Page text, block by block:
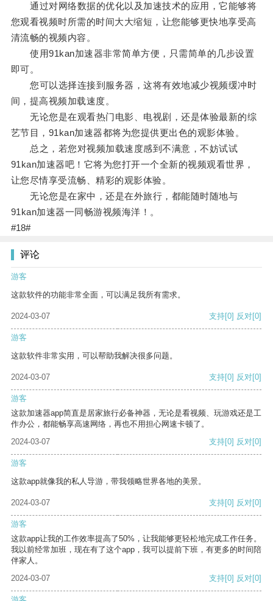
通过对网络数据的优化以及加速技术的应用，它能够将
您观看视频时所需的时间大大缩短，让您能够更快地享受高
清流畅的视频内容。
使用91kan加速器非常简单方便，只需简单的几步设置
即可。
您可以选择连接到服务器，这将有效地减少视频缓冲时
间，提高视频加载速度。
无论您是在观看热门电影、电视剧，还是体验最新的综
艺节目，91kan加速器都将为您提供更出色的观影体验。
总之，若您对视频加载速度感到不满意，不妨试试
91kan加速器吧！它将为您打开一个全新的视频观看世界，
让您尽情享受流畅、精彩的观影体验。
无论您是在家中，还是在外旅行，都能随时随地与
91kan加速器一同畅游视频海洋！。
#18#
评论
游客
这款软件的功能非常全面，可以满足我所有需求。
2024-03-07 支持[0] 反对[0]
游客
这款软件非常实用，可以帮助我解决很多问题。
2024-03-07 支持[0] 反对[0]
游客
这款加速器app简直是居家旅行必备神器，无论是看视频、玩游戏还是工
作办公，都能畅享高速网络，再也不用担心网速卡顿了。
2024-03-07
支持[0] 反对[0]
游客
这款app就像我的私人导游，带我领略世界各地的美景。
2024-03-07 支持[0] 反对[0]
游客
这款app让我的工作效率提高了50%，让我能够更轻松地完成工作任务。
我以前经常加班，现在有了这个app，我可以提前下班，有更多的时间陪
伴家人。
2024-03-07
支持[0] 反对[0]